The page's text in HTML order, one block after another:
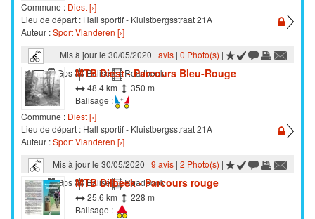
Commune : Diest [›]
Lieu de départ : Hall sportif - Kluistbergsstraat 21A
Auteur :Sport Vlanderen [›]
Mis à jour le 30/05/2020 | avis| 0 Photo(s) |
VTT
Gps Balisé Roadbook
MTB Diest - Parcours Bleu-Rouge
48.4 km
350 m
Balisage :
Commune : Diest [›]
Lieu de départ : Hall sportif - Kluistbergsstraat 21A
Auteur :Sport Vlanderen [›]
Mis à jour le 30/05/2020 | 9 avis| 2 Photo(s) |
VTT
Gps Balisé Roadbook
MTB Dilbeek - Parcours rouge
25.6 km
228 m
Balisage :